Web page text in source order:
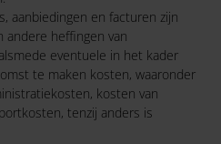
aanbiedingen en facturen zijn
andere heffingen van
eventuele in het kader
te maken kosten, waaronder
kosten van
tenzij anders is